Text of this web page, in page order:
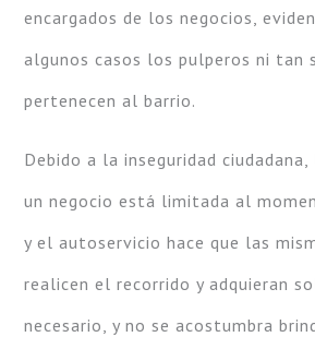
encargados de los negocios,
algunos casos los pulperos ni tan
pertenecen al barrio.
Debido a la inseguridad
un negocio está limitada al
y el autoservicio hace que las
realicen el recorrido y adquieran
necesario, y no se acostumbra